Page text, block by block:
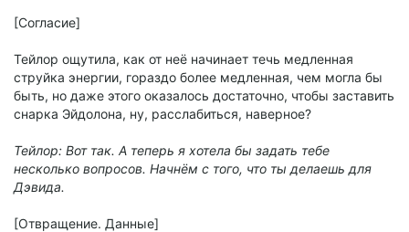
[Согласие]
Тейлор ощутила, как от неё начинает течь медленная
струйка энергии, гораздо более медленная, чем могла бы
быть, но даже этого оказалось достаточно, чтобы заставить
снарка Эйдолона, ну, расслабиться, наверное?
Тейлор: Вот так. А теперь я хотела бы задать тебе
несколько вопросов. Начнём с того, что ты делаешь для
Дэвида.
[Отвращение. Данные]